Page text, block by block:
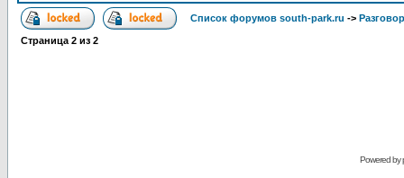
Список форумов south-park.ru ->
Страница 2 из 2
Powered by